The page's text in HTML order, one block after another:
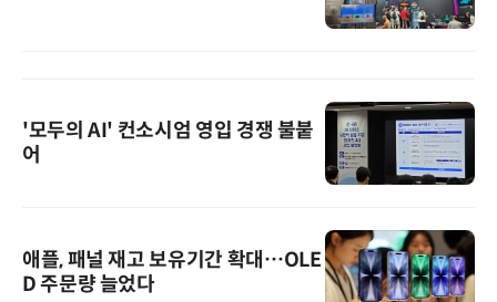
'모두의 AI' 컨소시엄 영입 경쟁 불붙
어
애플, 패널 재고 보유기간 확대…OLE
D 주문량 늘었다